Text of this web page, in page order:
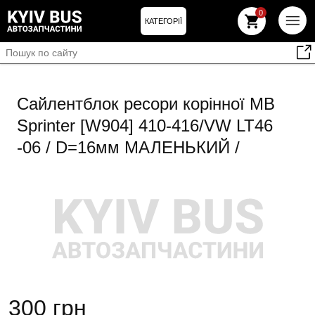
КАТЕГОРІЇ
0
Сайлентблок ресори корінної MB
Sprinter [W904] 410-416/VW LT46
-06 / D=16мм МАЛЕНЬКИЙ /
300 грн